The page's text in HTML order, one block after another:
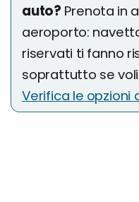
auto? Prenota in
aeroporto:
riservati ti fanno
soprattutto se
Verifica le opzioni